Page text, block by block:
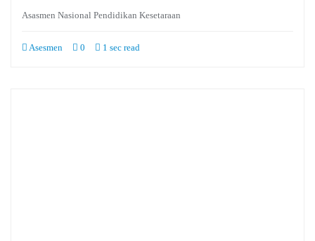
Asasmen Nasional Pendidikan Kesetaraan
Asesmen 0 1 sec read